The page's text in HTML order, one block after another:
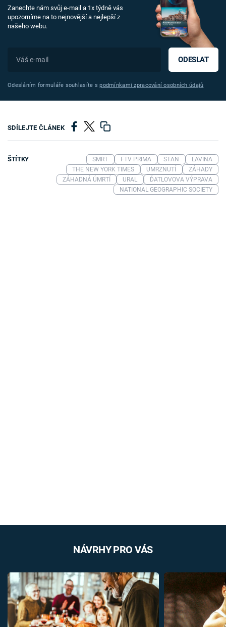
Zanechte nám svůj e-mail a 1x týdně vás
upozorníme na to nejnovější a nejlepší z
našeho webu.
ODESLAT
Odesláním formuláře souhlasíte spodmínkami zpracování osobních údajů
SDÍLEJTE ČLÁNEK
ŠTÍTKY SMRT FTV PRIMA STAN
LAVINA
THE NEW YORK TIMES
UMRZNUTÍ
ZÁHADY
ZÁHADNÁ ÚMRTÍ
URAL
ĎATLOVOVA VÝPRAVA
NATIONAL GEOGRAPHIC SOCIETY
NÁVRHY PRO VÁS